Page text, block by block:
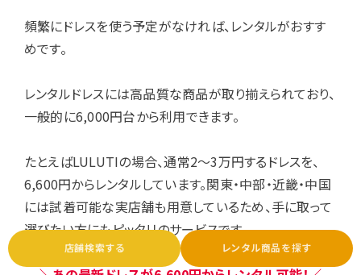
頻繁にドレスを使う予定がなければ、レンタルがおすす
めです。
レンタルドレスには高品質な商品が取り揃えられており、
一般的に6,000円台から利用できます。
たとえばLULUTIの場合、通常2〜3万円するドレスを、
6,600円からレンタルしています。関東・中部・近畿・中国
には試着可能な実店舗も用意しているため、手に取って
選びたい方にもピッタリのサービスです。
店舗検索する レンタル商品を探す